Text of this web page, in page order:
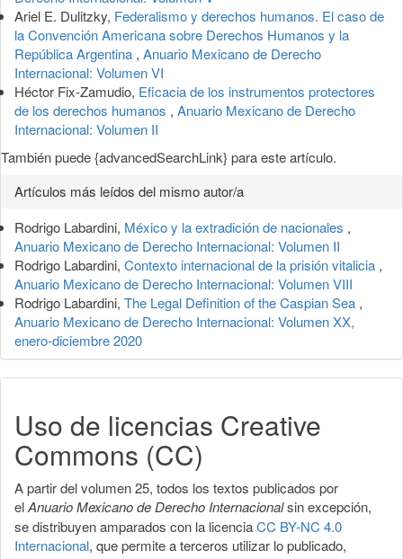
Ariel E. Dulitzky, Federalismo y derechos humanos. El caso de
la Convención Americana sobre Derechos Humanos y la
República Argentina , Anuario Mexicano de Derecho
Internacional: Volumen VI
Héctor Fix-Zamudio, Eficacia de los instrumentos protectores
de los derechos humanos , Anuario Mexicano de Derecho
Internacional: Volumen II
También puede {advancedSearchLink} para este artículo.
Artículos más leídos del mismo autor/a
Rodrigo Labardini, México y la extradición de nacionales ,
Anuario Mexicano de Derecho Internacional: Volumen II
Rodrigo Labardini, Contexto internacional de la prisión vitalicia ,
Anuario Mexicano de Derecho Internacional: Volumen VIII
Rodrigo Labardini, The Legal Definition of the Caspian Sea ,
Anuario Mexicano de Derecho Internacional: Volumen XX,
enero-diciembre 2020
Uso de licencias Creative
Commons (CC)
A partir del volumen 25, todos los textos publicados por
elAnuario Mexicano de Derecho Internacionalsin excepción,
se distribuyen amparados con la licenciaCC BY-NC 4.0
Internacional, que permite a terceros utilizar lo publicado,